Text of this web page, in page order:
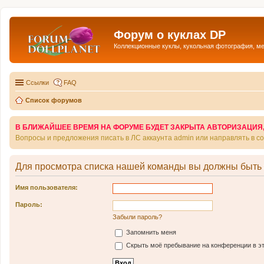
Форум о куклах DP
Коллекционные куклы, кукольная фотография,
Ссылки FAQ
Список форумов
В БЛИЖАЙШЕЕ ВРЕМЯ НА ФОРУМЕ БУДЕТ ЗАКРЫТА
Вопросы и предложения писать в ЛС аккаунта admin или направлять в
Для просмотра списка нашей команды вы должны быть
Имя пользователя:
Пароль:
Забыли пароль?
Запомнить меня
Скрыть моё пребывание на конференции в